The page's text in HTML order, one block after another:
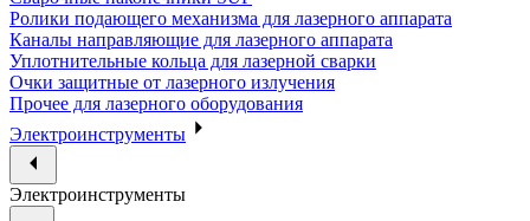
Ролики подающего механизма для лазерного аппарата
Каналы направляющие для лазерного аппарата
Уплотнительные кольца для лазерной сварки
Очки защитные от лазерного излучения
Прочее для лазерного оборудования
Электроинструменты
Электроинструменты